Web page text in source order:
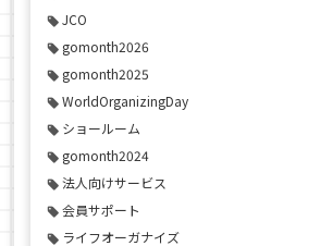
JCO
gomonth2026
gomonth2025
WorldOrganizingDay
ショールーム
gomonth2024
法人向けサービス
会員サポート
ライフオーガナイズ